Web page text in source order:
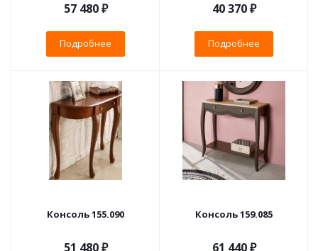
57 480 ₽
Подробнее
40 370 ₽
Подробнее
Консоль 155.090
51 480 ₽
Консоль 159.085
61 440 ₽